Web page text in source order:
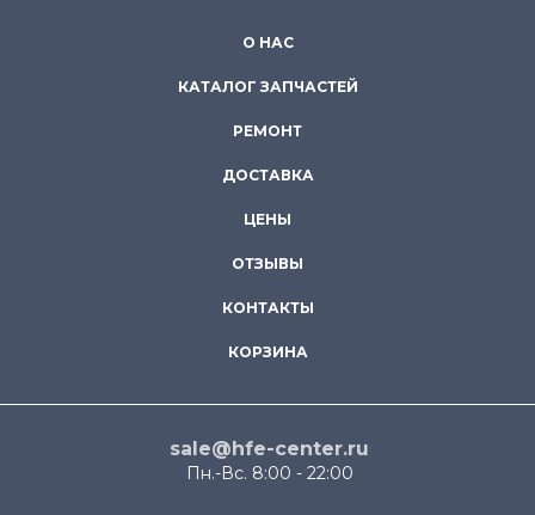
О НАС
КАТАЛОГ ЗАПЧАСТЕЙ
РЕМОНТ
ДОСТАВКА
ЦЕНЫ
ОТЗЫВЫ
КОНТАКТЫ
КОРЗИНА
sale@hfe-center.ru
Пн.-Вс. 8:00 - 22:00